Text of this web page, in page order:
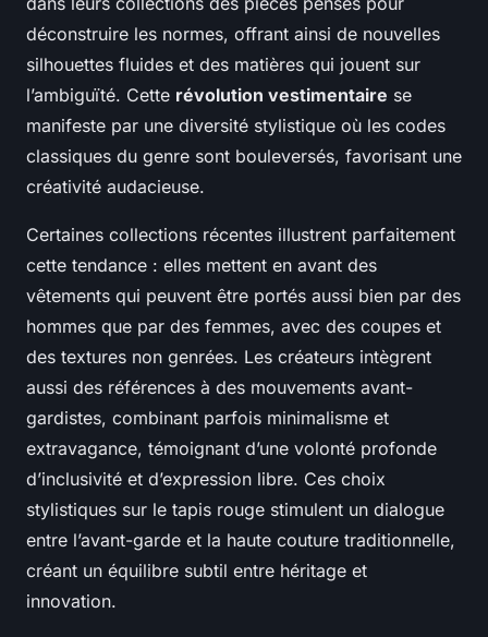
déconstruire les normes, offrant ainsi de nouvelles
silhouettes fluides et des matières qui jouent sur
l’ambiguïté. Cette révolution vestimentaire se
manifeste par une diversité stylistique où les codes
classiques du genre sont bouleversés, favorisant une
créativité audacieuse.
Certaines collections récentes illustrent parfaitement
cette tendance : elles mettent en avant des
vêtements qui peuvent être portés aussi bien par des
hommes que par des femmes, avec des coupes et
des textures non genrées. Les créateurs intègrent
aussi des références à des mouvements avant-
gardistes, combinant parfois minimalisme et
extravagance, témoignant d’une volonté profonde
d’inclusivité et d’expression libre. Ces choix
stylistiques sur le tapis rouge stimulent un dialogue
entre l’avant-garde et la haute couture traditionnelle,
créant un équilibre subtil entre héritage et
innovation.